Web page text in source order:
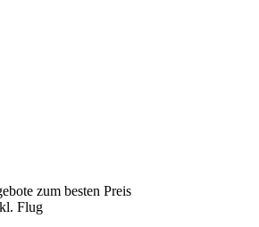
zum besten Preis
Flug